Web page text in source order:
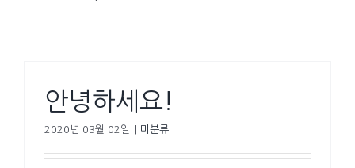
안녕하세요!
2020년 03월 02일 미분류